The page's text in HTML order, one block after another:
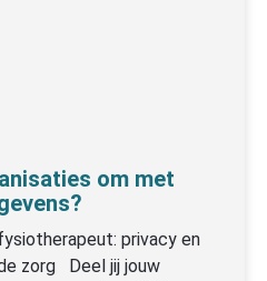
om met
privacy en
zorg Deel jij jouw